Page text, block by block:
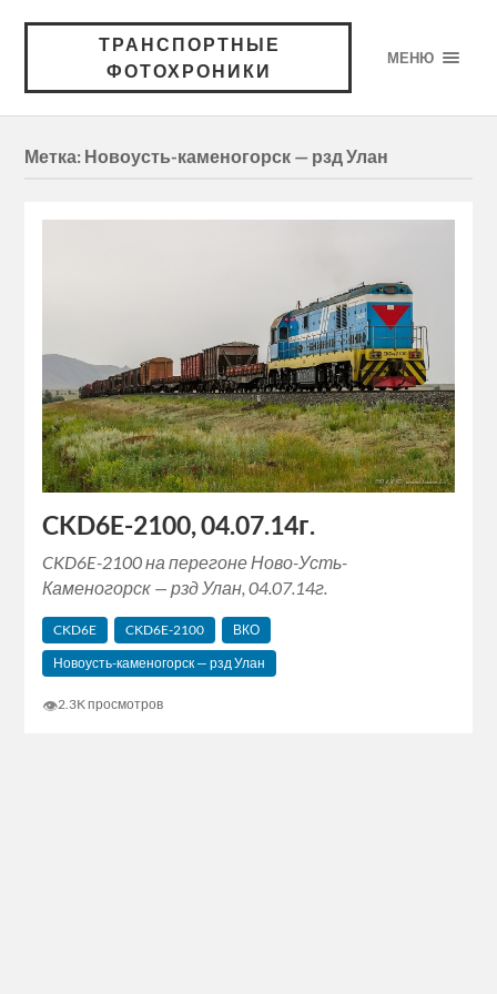
ТРАНСПОРТНЫЕ
ФОТОХРОНИКИ
МЕНЮ
Метка: Новоусть-каменогорск — рзд Улан
CKD6E-2100, 04.07.14г.
CKD6E-2100 на перегоне Ново-Усть-
Каменогорск — рзд Улан, 04.07.14г.
CKD6E CKD6E-2100
ВКО
Новоусть-каменогорск — рзд Улан
👁2.3K просмотров